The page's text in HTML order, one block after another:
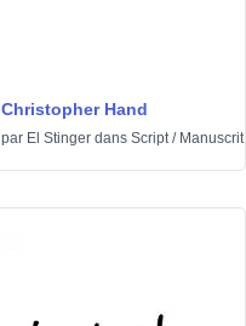
Christopher Hand
par El Stinger dans Script/ Manuscrit